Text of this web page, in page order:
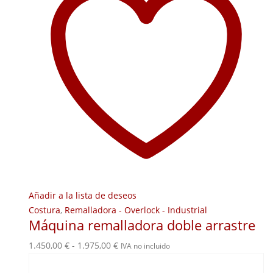
Añadir a la lista de deseos
Costura, Remalladora - Overlock - Industrial
Máquina remalladora doble arrastre
1.450,00 € - 1.975,00 €Rango
IVA no incluido